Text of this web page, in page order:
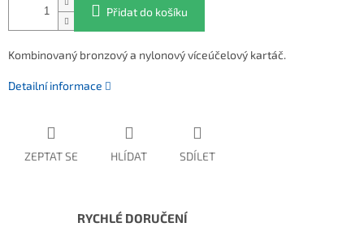
Přidat do košíku
Kombinovaný bronzový a nylonový víceúčelový kartáč.
Detailní informace
ZEPTAT SE HLÍDAT SDÍLET
RYCHLÉ DORUČENÍ